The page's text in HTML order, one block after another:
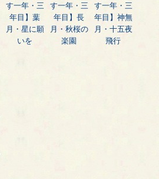
す一年・三
年目】葉
月・星に願
いを
す一年・三
年目】長
月・秋桜の
楽園
す一年・三
年目】神無
月・十五夜
飛行